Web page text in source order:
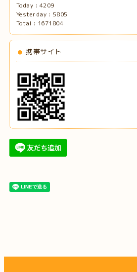
Today : 4209
Yesterday : 5805
Total : 1671804
携帯サイト